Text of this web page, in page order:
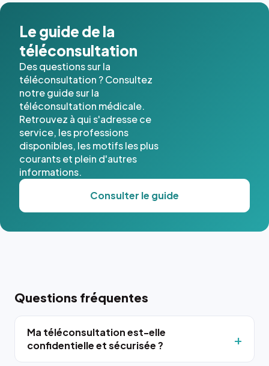
Le guide de la
téléconsultation
Des questions sur la
téléconsultation ? Consultez
notre guide sur la
téléconsultation médicale.
Retrouvez à qui s'adresse ce
service, les professions
disponibles, les motifs les plus
courants et plein d'autres
informations.
Consulter le guide
Questions fréquentes
Ma téléconsultation est-elle
confidentielle et sécurisée ?